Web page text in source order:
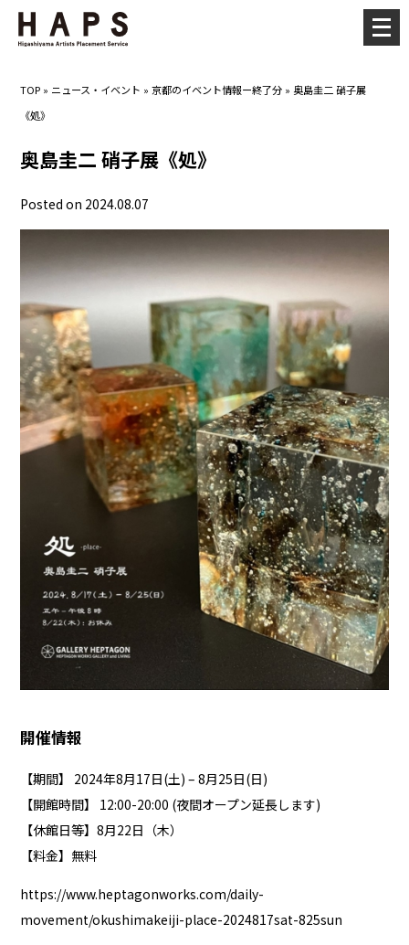
TOP » ニュース・イベント »京都のイベント情報ー終了分 »奥島圭二 硝子展
《処》
奥島圭二 硝子展《処》
Posted on 2024.08.07
開催情報
【期間】 2024年8月17日(土) – 8月25日(日)
【開館時間】 12:00-20:00 (夜間オープン延長します)
【休館日等】8月22日（木）
【料金】無料
https://www.heptagonworks.com/daily-
movement/okushimakeiji-place-2024817sat-825sun
メ
ニ
ー